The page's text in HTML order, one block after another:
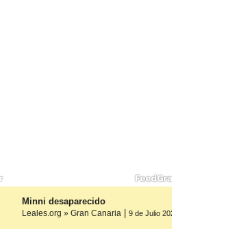
Minni desaparecido
Leales.org » Gran Canaria | 9 de Julio 2025